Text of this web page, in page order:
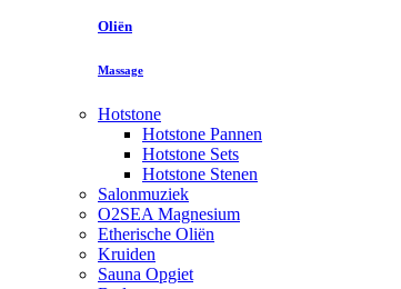
Oliën
Massage
Hotstone
Hotstone Pannen
Hotstone Sets
Hotstone Stenen
Salonmuziek
O2SEA Magnesium
Etherische Oliën
Kruiden
Sauna Opgiet